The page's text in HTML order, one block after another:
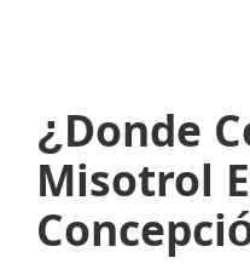
¿Donde
Misotrol